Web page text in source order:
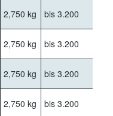
2,750 kg bis 3.200
2,750 kg bis 3.200
2,750 kg bis 3.200
2,750 kg bis 3.200